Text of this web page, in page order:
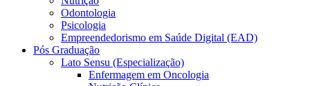
Odontologia
Psicologia
Empreendedorismo em Saúde Digital (EAD)
Pós Graduação
Lato Sensu (Especialização)
Enfermagem em Oncologia